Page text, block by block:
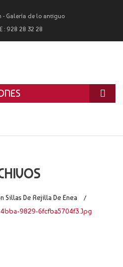
- Galería de lo antiguo
: 928 28 32 28
Sillas De Rejilla De Enea /
4bba-9829-6fcfba5704f3.jpg